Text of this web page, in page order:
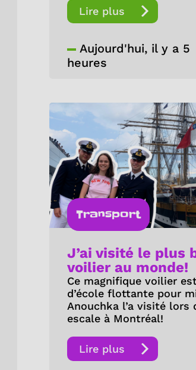
Lire plus
Aujourd'hui, il y a 5
heures
Transport
J’ai visité le plus
voilier au monde!
Ce magnifique voilier
d’école flottante pour
Anouchka l’a visité lors
escale à Montréal!
Lire plus